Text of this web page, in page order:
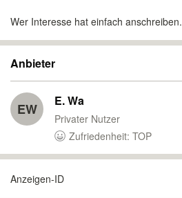
Wer Interesse hat einfach anschreiben.
Anbieter
EW E. Wa
Privater Nutzer
Zufriedenheit: TOP
Anzeigen-ID